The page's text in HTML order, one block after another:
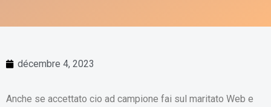
décembre 4, 2023
Anche se accettato cio ad campione fai sul maritato Web e